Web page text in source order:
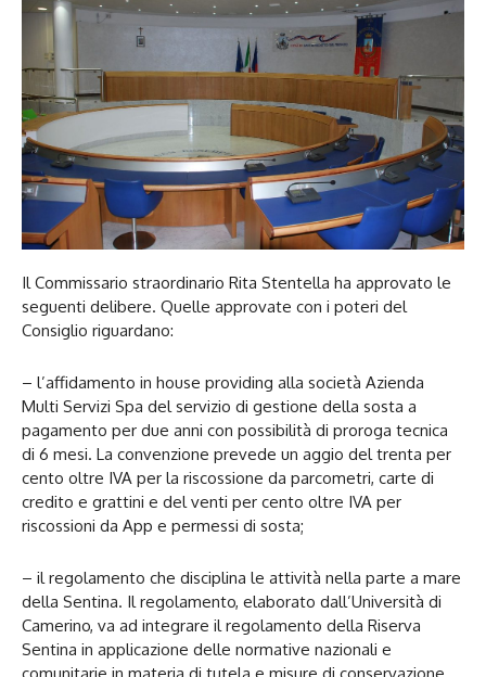
Il Commissario straordinario Rita Stentella ha approvato le
seguenti delibere. Quelle approvate con i poteri del
Consiglio riguardano:
– l’affidamento in house providing alla società Azienda
Multi Servizi Spa del servizio di gestione della sosta a
pagamento per due anni con possibilità di proroga tecnica
di 6 mesi. La convenzione prevede un aggio del trenta per
cento oltre IVA per la riscossione da parcometri, carte di
credito e grattini e del venti per cento oltre IVA per
riscossioni da App e permessi di sosta;
– il regolamento che disciplina le attività nella parte a mare
della Sentina. Il regolamento, elaborato dall’Università di
Camerino, va ad integrare il regolamento della Riserva
Sentina in applicazione delle normative nazionali e